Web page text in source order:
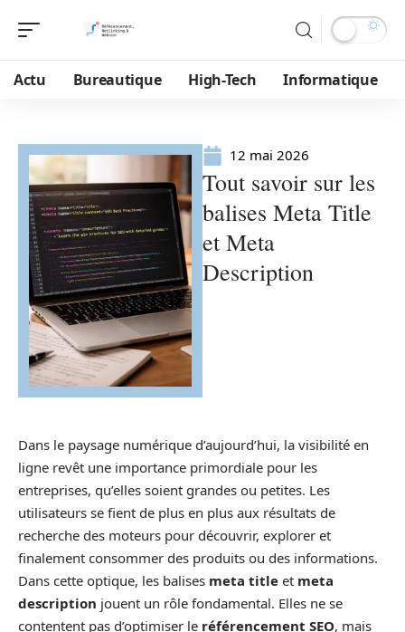
Actu Bureautique High-Tech Informatique
12 mai 2026
Tout savoir sur les
balises Meta Title
et Meta
Description
Dans le paysage numérique d’aujourd’hui, la visibilité en
ligne revêt une importance primordiale pour les
entreprises, qu’elles soient grandes ou petites. Les
utilisateurs se fient de plus en plus aux résultats de
recherche des moteurs pour découvrir, explorer et
finalement consommer des produits ou des informations.
Dans cette optique, les balises meta title et meta
description jouent un rôle fondamental. Elles ne se
contentent pas d’optimiser le référencement SEO, mais